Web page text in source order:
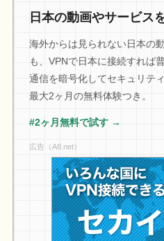
日本の動画やサービス
海外からは見られない日本の
も、VPNで日本に接続すれば
通信を暗号化してセキュリテ
最大2ヶ月の無料体験つき。
#2ヶ月無料で試す →
広告（A8.net）